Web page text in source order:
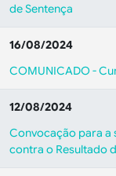
de Sentença
16/08/2024
COMUNICADO -
12/08/2024
Convocação para a
contra o Resultado